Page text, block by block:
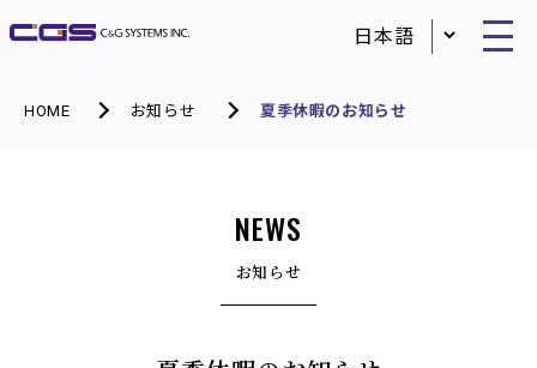
HOME お知らせ 夏季休暇のお知らせ
NEWS
お知らせ